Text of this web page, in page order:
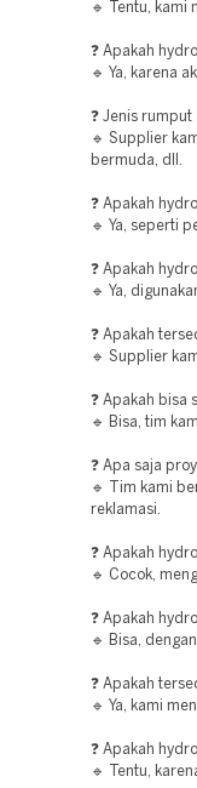
🔹 Tentu, kami
❓ Apakah
🔹 Ya, karena
❓ Jenis
🔹 Supplier
bermuda, dll.
❓ Apakah
🔹 Ya, seperti
❓ Apakah
🔹 Ya,
❓ Apakah
🔹 Supplier
❓ Apakah bisa
🔹 Bisa, tim
❓ Apa saja
🔹 Tim kami
reklamasi.
❓ Apakah
🔹 Cocok,
❓ Apakah
🔹 Bisa,
❓ Apakah
🔹 Ya, kami
❓ Apakah
🔹 Tentu,